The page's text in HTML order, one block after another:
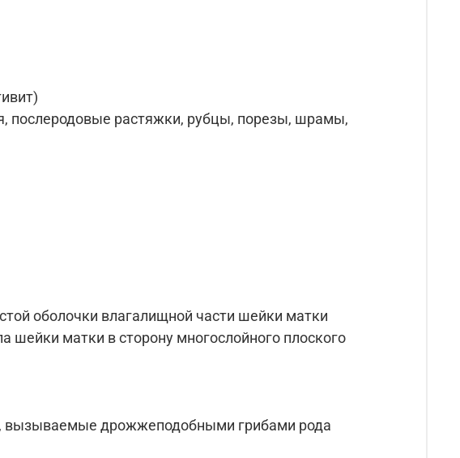
послеродовые растяжки, рубцы, порезы, шрамы,
оболочки влагалищной части шейки матки
шейки матки в сторону многослойного плоского
вызываемые дрожжеподобными грибами рода